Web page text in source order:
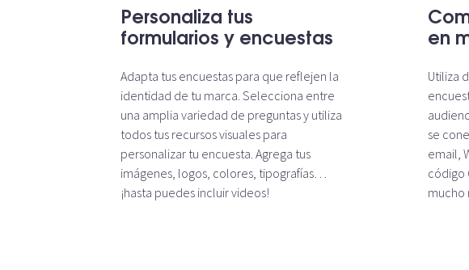
Personaliza tus
formularios y encuestas
Adapta tus encuestas para que reflejen la
identidad de tu marca. Selecciona entre
una amplia variedad de preguntas y utiliza
todos tus recursos visuales para
personalizar tu encuesta. Agrega tus
imágenes, logos, colores, tipografías…
¡hasta puedes incluir videos!
en
Utiliza
se
email,
código
mucho